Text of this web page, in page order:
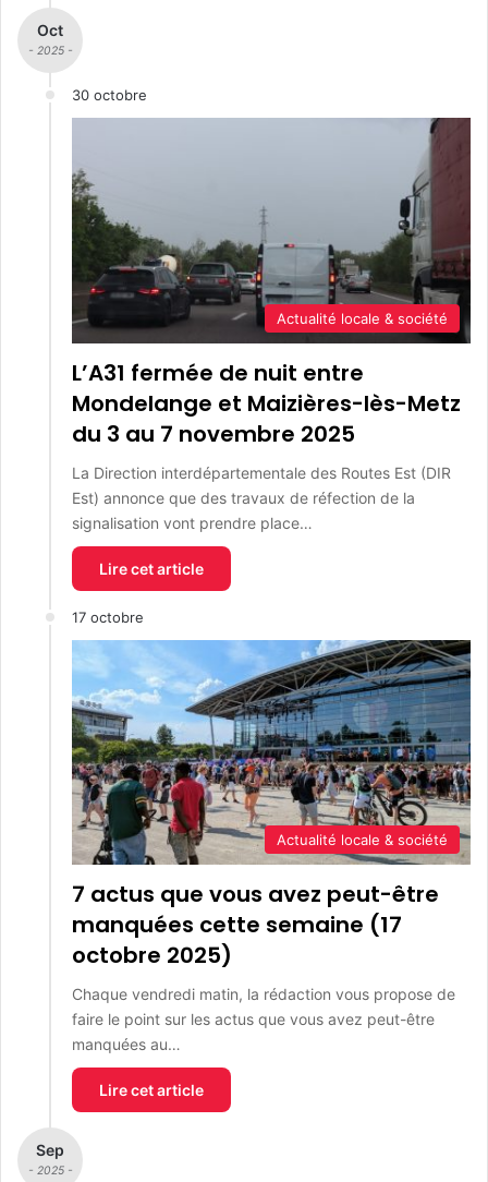
Oct
- 2025 -
30 octobre
Actualité locale & société
L’A31 fermée de nuit entre
Mondelange et Maizières-lès-Metz
du 3 au 7 novembre 2025
La Direction interdépartementale des Routes Est (DIR
Est) annonce que des travaux de réfection de la
signalisation vont prendre place…
Lire cet article
17 octobre
Actualité locale & société
7 actus que vous avez peut-être
manquées cette semaine (17
octobre 2025)
Chaque vendredi matin, la rédaction vous propose de
faire le point sur les actus que vous avez peut-être
manquées au…
Lire cet article
Sep
- 2025 -